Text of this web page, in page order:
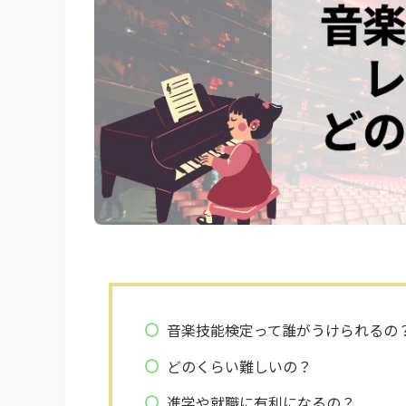
音楽技能検定って誰がうけられるの
どのくらい難しいの？